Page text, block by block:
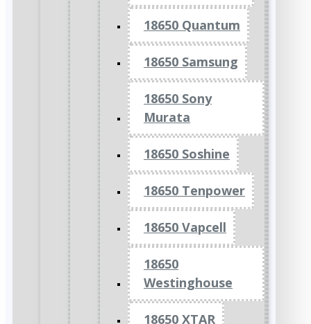
18650 Quantum
18650 Samsung
18650 Sony
Murata
18650 Soshine
18650 Tenpower
18650 Vapcell
18650
Westinghouse
18650 XTAR